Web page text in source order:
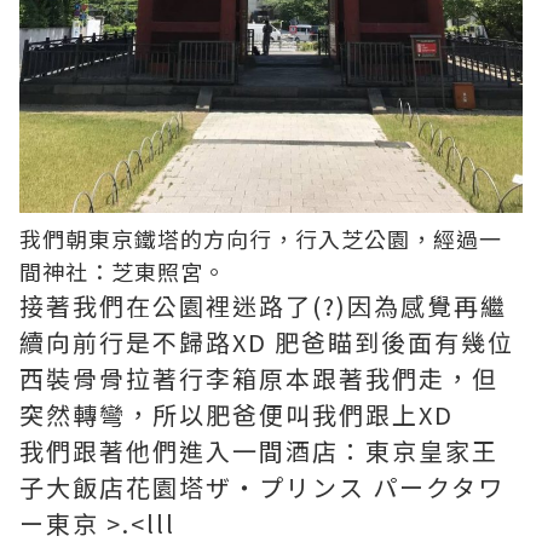
我們朝東京鐵塔的方向行，行入芝公園，經過一
間神社：芝東照宮。
接著我們在公園裡迷路了(?)因為感覺再繼
續向前行是不歸路XD 肥爸瞄到後面有幾位
西裝骨骨拉著行李箱原本跟著我們走，但
突然轉彎，所以肥爸便叫我們跟上XD
我們跟著他們進入一間酒店：東京皇家王
子大飯店花園塔ザ・プリンス パークタワ
ー東京 >.<lll